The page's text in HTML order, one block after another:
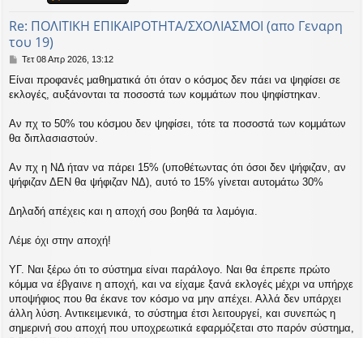
Re: ΠΟΛΙΤΙΚΗ ΕΠΙΚΑΙΡΟΤΗΤΑ/ΣΧΟΛΙΑΣΜΟΙ (απο Γεναρη
του 19)
Δ
μ
ο
υ
η
Τετ 08 Απρ 2026, 13:12
Είναι προφανές μαθηματικά ότι όταν ο κόσμος δεν πάει να ψηφίσει σε
εκλογές, αυξάνονται τα ποσοστά των κομμάτων που ψηφίστηκαν.
Αν πχ το 50% του κόσμου δεν ψηφίσει, τότε τα ποσοστά των κομμάτων
θα διπλασιαστούν.
Αν πχ η ΝΔ ήταν να πάρει 15% (υποθέτωντας ότι όσοι δεν ψήφιζαν, αν
ψήφιζαν ΔΕΝ θα ψήφιζαν ΝΔ), αυτό το 15% γίνεται αυτομάτω 30%
Δηλαδή απέχεις και η αποχή σου βοηθά τα λαμόγια.
Λέμε όχι στην αποχή!
ΥΓ. Ναι ξέρω ότι το σύστημα είναι παράλογο. Ναι θα έπρεπε πρώτο
κόμμα να έβγαινε η αποχή, και να είχαμε ξανά εκλογές μέχρι να υπήρχε
υποψήφιος που θα έκανε τον κόσμο να μην απέχει. Αλλά δεν υπάρχει
άλλη λύση. Αντικειμενικά, το σύστημα έτσι λειτουργεί, και συνεπώς η
σημερινή σου αποχή που υποχρεωτικά εφαρμόζεται στο παρόν σύστημα,